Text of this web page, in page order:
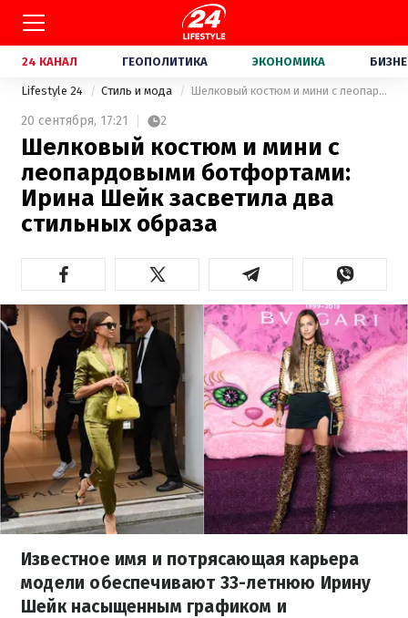
24 КАНАЛ ГЕОПОЛИТИКА ЭКОНОМИКА
Lifestyle 24 Стиль и мода Шелковый костюм и мини с леопардовыми ботфортами: Ирина Шейк засветила два стильных образа
20 сентября, 17:21 2
Шелковый костюм и мини с
леопардовыми ботфортами:
Ирина Шейк засветила два
стильных образа
Известное имя и потрясающая карьера
модели обеспечивают 33-летнюю Ирину
Шейк насыщенным графиком и